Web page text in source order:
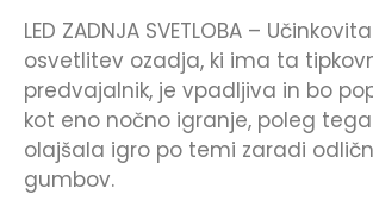
LED ZADNJA SVETLOBA – Učinkovita
osvetlitev ozadja, ki ima ta
predvajalnik, je vpadljiva in bo
kot eno nočno igranje, poleg
olajšala igro po temi zaradi
gumbov.